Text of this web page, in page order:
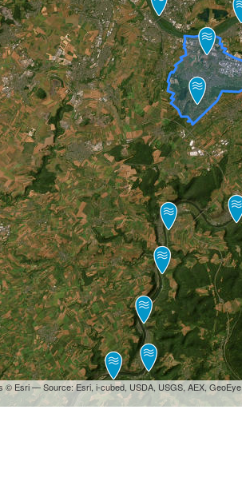
© Esri — Source: Esri, i-cubed, USDA, USGS, AEX,